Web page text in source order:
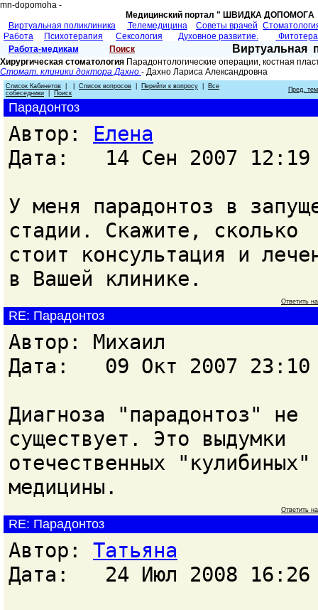
mn-dopomoha -
Медицинский портал " ШВИДКА
Виртуальная поликлиника
Телемедицина Советы врачей
Работа
Психотерапия Сексология Духовное развитие.
Работа-медикам
Поиск Виртуальная
Хирургическая стоматология Парадонтологические операции, костная
Стомат. клиники доктора Дахно - Дахно Лариса Александровна
Список Кабинетов Список вопросов Перейти к вопросу
Все
собеседники
Поиск Пред.
Парадонтоз
Автор: Елена
Дата: 14 Сен 2007 12:19
У меня парадонтоз в
стадии. Скажите, сколько
стоит консультация и
в Вашей клинике.
Ответить
RE: Парадонтоз
Автор: Михаил
Дата: 09 Окт 2007 23:10
Диагноза "парадонтоз" не
существует. Это выдумки
отечественных
медицины.
Ответить
RE: Парадонтоз
Автор: Татьяна
Дата: 24 Июл 2008 16:26